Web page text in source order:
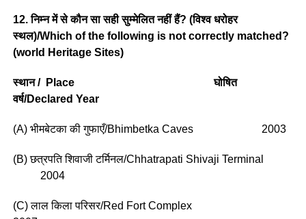
12. निम्न में से कौन सा सही सुम्मेलित नहीं हैं? (विश्व धरोहर
स्थल)/Which of the following is not correctly matched?
(world Heritage Sites)
स्थान / Place घोषित
वर्ष/Declared Year
(A) भीमबेटका की गुफाएँ/Bhimbetka Caves 2003
(B) छत्रपति शिवाजी टर्मिनल/Chhatrapati Shivaji Terminal
2004
(C) लाल किला परिसर/Red Fort Complex